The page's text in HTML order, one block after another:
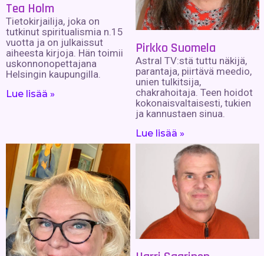
Tea Holm
Tietokirjailija, joka on
tutkinut spiritualismia n.15
vuotta ja on julkaissut
aiheesta kirjoja. Hän toimii
uskonnonopettajana
Helsingin kaupungilla.
Lue lisää »
Pirkko Suomela
Astral TV:stä tuttu näkijä,
parantaja, piirtävä meedio,
unien tulkitsija,
chakrahoitaja. Teen hoidot
kokonaisvaltaisesti, tukien
ja kannustaen sinua.
Lue lisää »